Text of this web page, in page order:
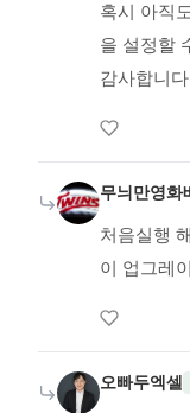
혹시 아직
을 설정할
감사합니
무늬만영화
처음실행
이 업그레
오빠두엑셀